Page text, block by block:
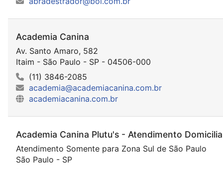
Academia Canina
Av. Santo Amaro, 582
Itaim - São Paulo - SP - 04506-000
(11) 3846-2085
academia@academiacanina.com.br
academiacanina.com.br
Academia Canina Plutu's - Atendimento
Atendimento Somente para Zona Sul de São Paulo
São Paulo - SP